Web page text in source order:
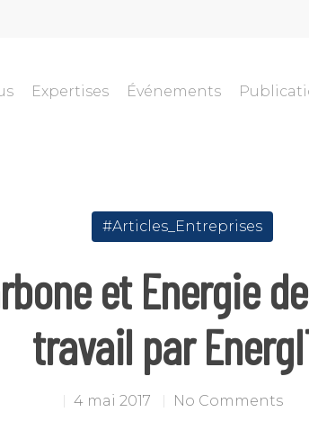
Expertises Événements
#Articles_Entreprises
et Energie
travail par
4 mai 2017 No Comments